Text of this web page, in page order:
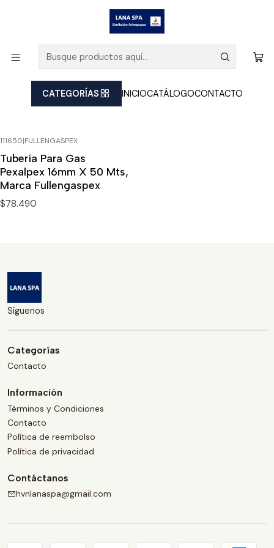
CATEGORÍAS INICIOCATÁLOGOCONTACTO
Inicio Catálogo
Catálogo
Filtros
111650|FULLENGASPEX
Tubería Para Gas
Pexalpex 16mm X 50 Mts,
Marca Fullengaspex
$78.490
Síguenos
Categorías
Contacto
Información
Términos y Condiciones
Contacto
Política de reembolso
Política de privacidad
Contáctanos
hvnlanaspa@gmail.com